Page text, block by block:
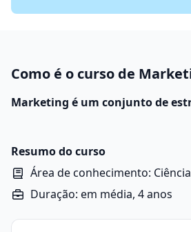
Como é o curso de
Marketing é um conjunto de
serviços de forma eficiente.
Resumo do curso
Área de conhecimento:
Duração: em média, 4 anos